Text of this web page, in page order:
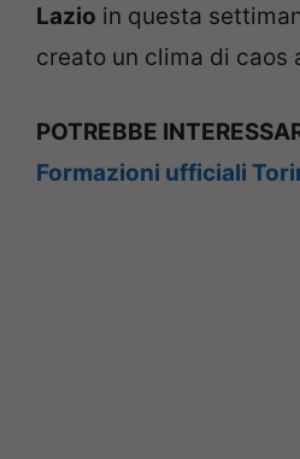
Lazio in questa
creato un clima di caos
POTREBBE
Formazioni ufficiali